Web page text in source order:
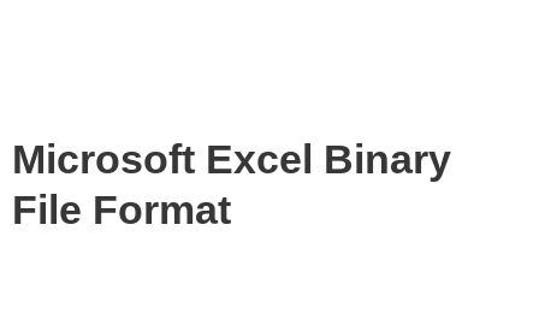
Microsoft Excel Binary
File Format